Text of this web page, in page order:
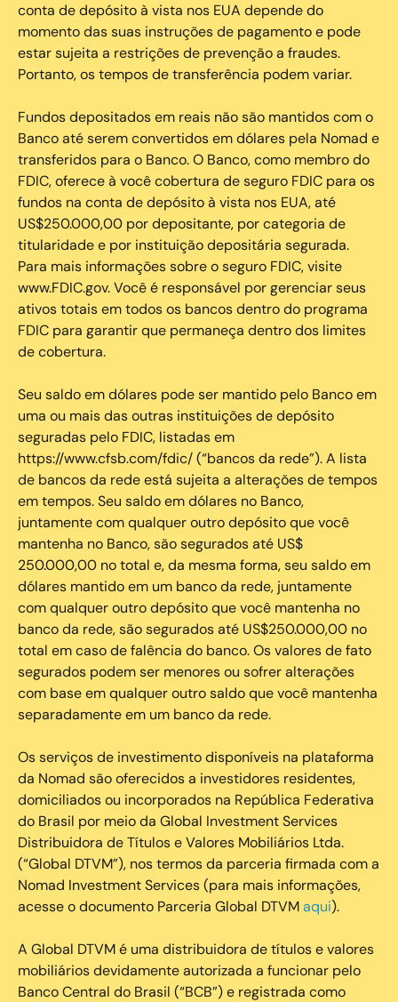
conta de depósito à vista nos EUA depende do
momento das suas instruções de pagamento e pode
estar sujeita a restrições de prevenção a fraudes.
Portanto, os tempos de transferência podem variar.
Fundos depositados em reais não são mantidos com o
Banco até serem convertidos em dólares pela Nomad e
transferidos para o Banco. O Banco, como membro do
FDIC, oferece à você cobertura de seguro FDIC para os
fundos na conta de depósito à vista nos EUA, até
US$250.000,00 por depositante, por categoria de
titularidade e por instituição depositária segurada.
Para mais informações sobre o seguro FDIC, visite
www.FDIC.gov. Você é responsável por gerenciar seus
ativos totais em todos os bancos dentro do programa
FDIC para garantir que permaneça dentro dos limites
de cobertura.
Seu saldo em dólares pode ser mantido pelo Banco em
uma ou mais das outras instituições de depósito
seguradas pelo FDIC, listadas em
https://www.cfsb.com/fdic/ (“bancos da rede”). A lista
de bancos da rede está sujeita a alterações de tempos
em tempos. Seu saldo em dólares no Banco,
juntamente com qualquer outro depósito que você
mantenha no Banco, são segurados até US$
250.000,00 no total e, da mesma forma, seu saldo em
dólares mantido em um banco da rede, juntamente
com qualquer outro depósito que você mantenha no
banco da rede, são segurados até US$250.000,00 no
total em caso de falência do banco. Os valores de fato
segurados podem ser menores ou sofrer alterações
com base em qualquer outro saldo que você mantenha
separadamente em um banco da rede.
Os serviços de investimento disponíveis na plataforma
da Nomad são oferecidos a investidores residentes,
domiciliados ou incorporados na República Federativa
do Brasil por meio da Global Investment Services
Distribuidora de Títulos e Valores Mobiliários Ltda.
(“Global DTVM”), nos termos da parceria firmada com a
Nomad Investment Services (para mais informações,
acesse o documento Parceria Global DTVMaqui).
A Global DTVM é uma distribuidora de títulos e valores
mobiliários devidamente autorizada a funcionar pelo
Banco Central do Brasil (“BCB”) e registrada como